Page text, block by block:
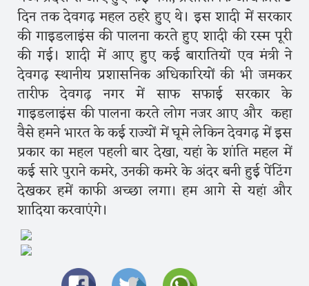
दिन तक देवगढ़ महल ठहरे हुए थे। इस शादी में सरकार
की गाइडलाइंस की पालना करते हुए शादी की रस्म पूरी
की गई। शादी में आए हुए कई बारातियों एव मंत्री ने
देवगढ़ स्थानीय प्रशासनिक अधिकारियों की भी जमकर
तारीफ देवगढ़ नगर में साफ सफाई सरकार के
गाइडलाइंस की पालना करते लोग नजर आए और कहा
वैसे हमने भारत के कई राज्यों में घूमे लेकिन देवगढ़ में इस
प्रकार का महल पहली बार देखा, यहां के शांति महल में
कई सारे पुराने कमरे, उनकी कमरे के अंदर बनी हुई पेंटिंग
देखकर हमें काफी अच्छा लगा। हम आगे से यहां और
शादिया करवाएंगे।